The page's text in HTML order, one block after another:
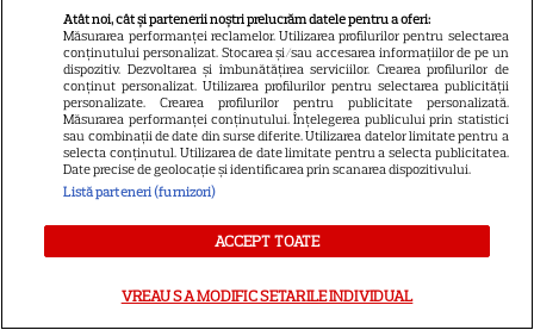
Ringier România își stabilește
direcția pentru viitor: o
structură de conducere
concentrată în jurul unităților
de business Media și
Collectibles
„Mireasa” revine cu sezonul 14.
Antena 1 a anunțat data
premierei și surprizele din
Atât noi, cât și partenerii noștri prelucrăm datele pentru a oferi:
Măsurarea performanței reclamelor. Utilizarea profilurilor pentru selectarea
conținutului personalizat. Stocarea și/sau accesarea informațiilor de pe un
dispozitiv. Dezvoltarea și îmbunătățirea serviciilor. Crearea profilurilor de
conținut personalizat. Utilizarea profilurilor pentru selectarea publicității
personalizate. Crearea profilurilor pentru publicitate personalizată.
Măsurarea performanței conținutului. Înțelegerea publicului prin statistici
sau combinații de date din surse diferite. Utilizarea datelor limitate pentru a
selecta conținutul. Utilizarea de date limitate pentru a selecta publicitatea.
Date precise de geolocație și identificarea prin scanarea dispozitivului.
Listă parteneri (furnizori)
ACCEPT TOATE
VREAU SA MODIFIC SETARILE INDIVIDUAL